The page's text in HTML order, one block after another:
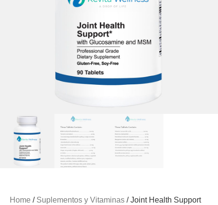
Home / Suplementos y Vitaminas / Joint Health Support